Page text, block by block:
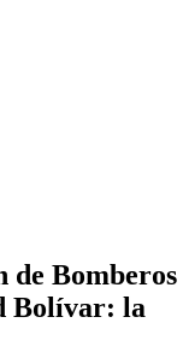
de Bomberos
Bolívar: la